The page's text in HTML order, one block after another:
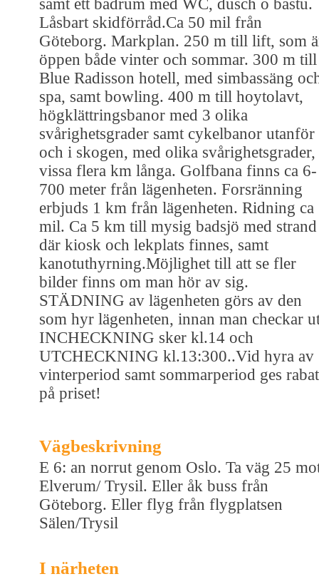
samt ett badrum med WC, dusch o bastu.
Låsbart skidförråd.Ca 50 mil från
Göteborg. Markplan. 250 m till lift, som
öppen både vinter och sommar. 300 m till
Blue Radisson hotell, med simbassäng
spa, samt bowling. 400 m till hoytolavt,
högklättringsbanor med 3 olika
svårighetsgrader samt cykelbanor utanför
och i skogen, med olika svårighetsgrader,
vissa flera km långa. Golfbana finns ca 6-
700 meter från lägenheten. Forsränning
erbjuds 1 km från lägenheten. Ridning ca
mil. Ca 5 km till mysig badsjö med strand
där kiosk och lekplats finnes, samt
kanotuthyrning.Möjlighet till att se fler
bilder finns om man hör av sig.
STÄDNING av lägenheten görs av den
som hyr lägenheten, innan man checkar
INCHECKNING sker kl.14 och
UTCHECKNING kl.13:300..Vid hyra av
vinterperiod samt sommarperiod ges
på priset!
Vägbeskrivning
E 6: an norrut genom Oslo. Ta väg 25
Elverum/ Trysil. Eller åk buss från
Göteborg. Eller flyg från flygplatsen
Sälen/Trysil
I närheten